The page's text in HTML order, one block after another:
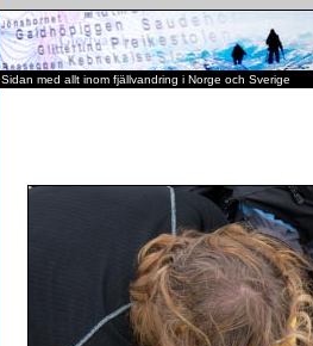
Sidan med allt inom fjällvandring i Norge och Sverige